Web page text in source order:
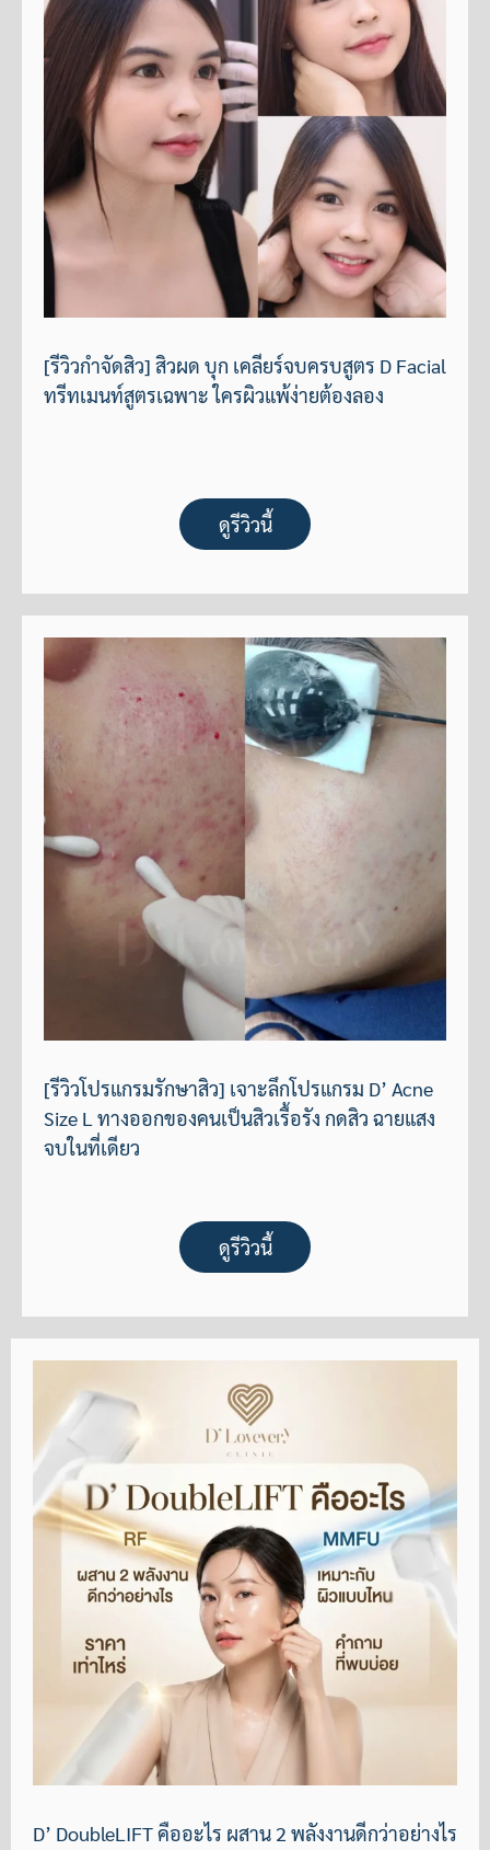
[รีวิวกำจัดสิว] สิวผด บุก เคลียร์จบครบสูตร D Facial
ทรีทเมนท์สูตรเฉพาะ ใครผิวแพ้ง่ายต้องลอง
ดูรีวิวนี้
[รีวิวโปรแกรมรักษาสิว] เจาะลึกโปรแกรม D’ Acne
Size L ทางออกของคนเป็นสิวเรื้อรัง กดสิว ฉายแสง
จบในที่เดียว
ดูรีวิวนี้
D’ DoubleLIFT คืออะไร ผสาน 2 พลังงานดีกว่าอย่างไร